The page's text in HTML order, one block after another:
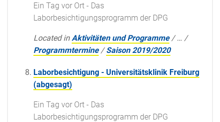
Ein Tag vor Ort - Das
Laborbesichtigungsprogramm der DPG
Located in Aktivitäten und Programme /… /
Programmtermine /Saison 2019/2020
Laborbesichtigung - Universitätsklinik Freiburg
(abgesagt)
Ein Tag vor Ort - Das
Laborbesichtigungsprogramm der DPG